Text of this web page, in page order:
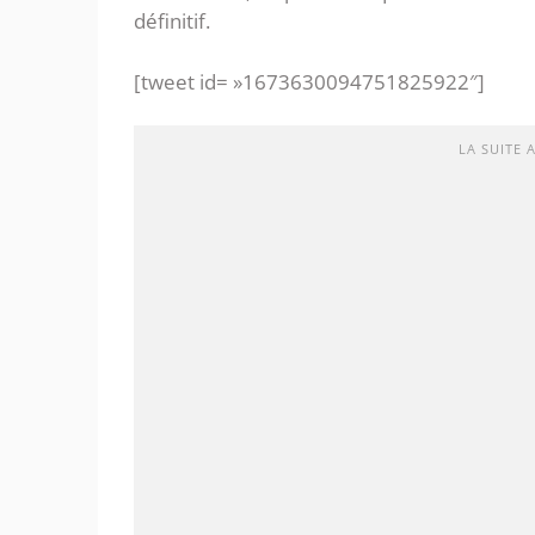
définitif.
[tweet id= »1673630094751825922″]
LA SUITE